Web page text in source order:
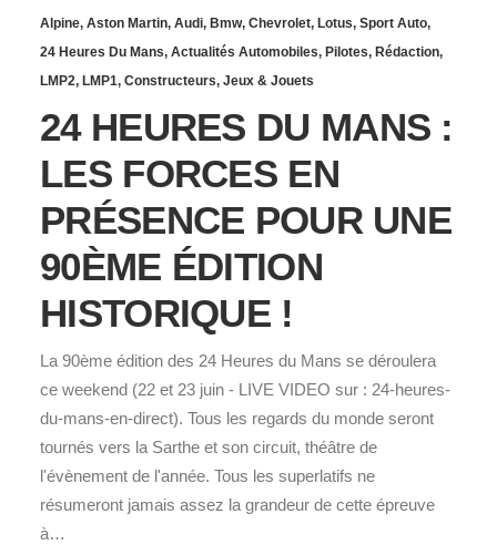
Alpine, Aston Martin, Audi, Bmw, Chevrolet, Lotus, Sport Auto,
24 Heures Du Mans, Actualités Automobiles, Pilotes, Rédaction,
LMP2, LMP1, Constructeurs, Jeux & Jouets
24 HEURES DU MANS :
LES FORCES EN
PRÉSENCE POUR UNE
90ÈME ÉDITION
HISTORIQUE !
La 90ème édition des 24 Heures du Mans se déroulera
ce weekend (22 et 23 juin - LIVE VIDEO sur : 24-heures-
du-mans-en-direct). Tous les regards du monde seront
tournés vers la Sarthe et son circuit, théâtre de
l'évènement de l'année. Tous les superlatifs ne
résumeront jamais assez la grandeur de cette épreuve
à…